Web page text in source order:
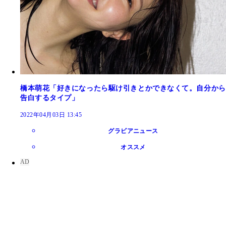
橋本萌花「好きになったら駆け引きとかできなくて。自分から
告白するタイプ」
2022年04月03日 13:45
グラビアニュース
オススメ